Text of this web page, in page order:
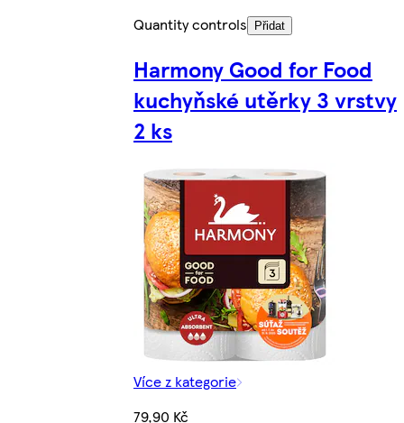
Quantity controls
Přidat
Harmony Good for Food
kuchyňské utěrky 3 vrstvy
2 ks
Více z kategorie
79,90 Kč